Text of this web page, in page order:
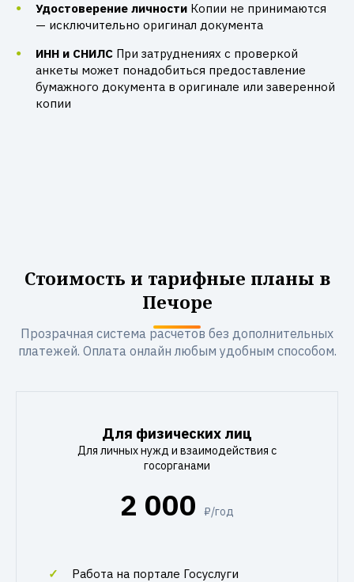
Удостоверение личности Копии не принимаются
— исключительно оригинал документа
ИНН и СНИЛС При затруднениях с проверкой
анкеты может понадобиться предоставление
бумажного документа в оригинале или заверенной
копии
Стоимость и тарифные планы в
Печоре
Прозрачная система расчетов без дополнительных
платежей. Оплата онлайн любым удобным способом.
Для физических лиц
Для личных нужд и взаимодействия с
госорганами
2 000 ₽/год
Работа на портале Госуслуги